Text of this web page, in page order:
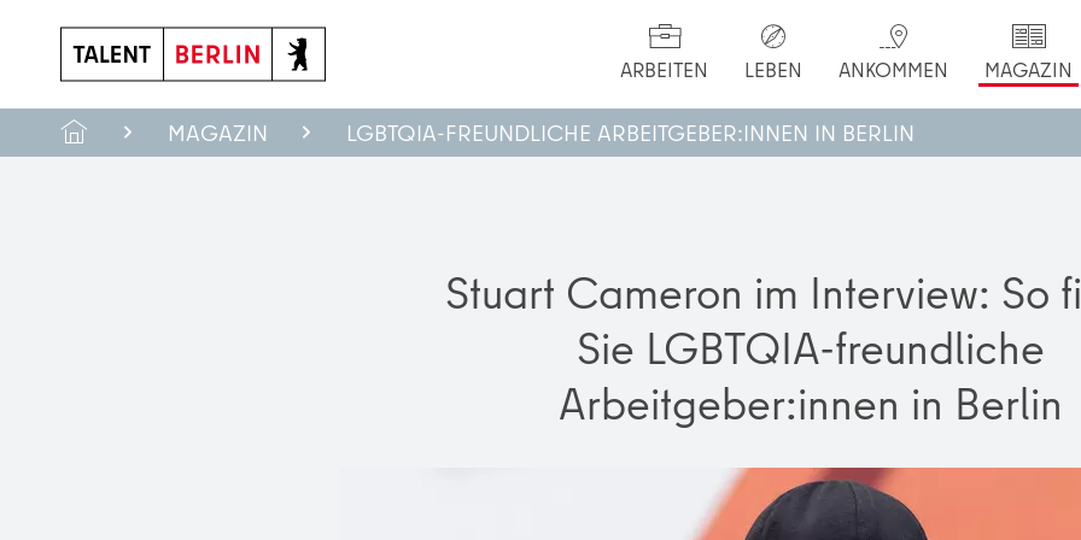
ARBEITEN LEBEN ANKOMMEN MAGAZIN
MAGAZIN LGBTQIA-FREUNDLICHE ARBEITGEBER:INNEN IN BERLIN
Stuart Cameron im Interview: So
Sie LGBTQIA-freundliche
Arbeitgeber:innen in Berlin